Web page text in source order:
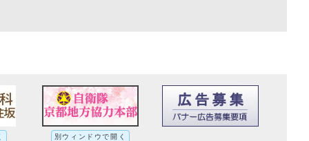
別ウィンドウで開く